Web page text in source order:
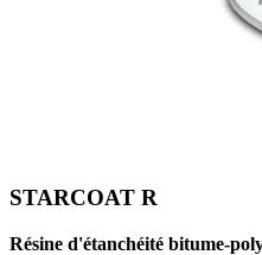
STARCOAT R
Résine d'étanchéité bitume-